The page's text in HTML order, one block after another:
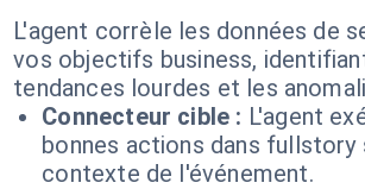
L'agent corrèle les données de
vos objectifs business,
tendances lourdes et les
Connecteur cible : L'agent
bonnes actions dans fullstory
contexte de l'événement.